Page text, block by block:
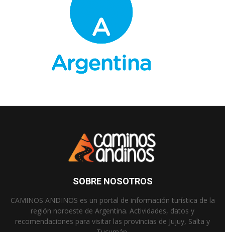
SOBRE NOSOTROS
CAMINOS ANDINOS es un portal de información turística de la
región noroeste de Argentina. Actividades, datos y
recomendaciones para visitar las provincias de Jujuy, Salta y